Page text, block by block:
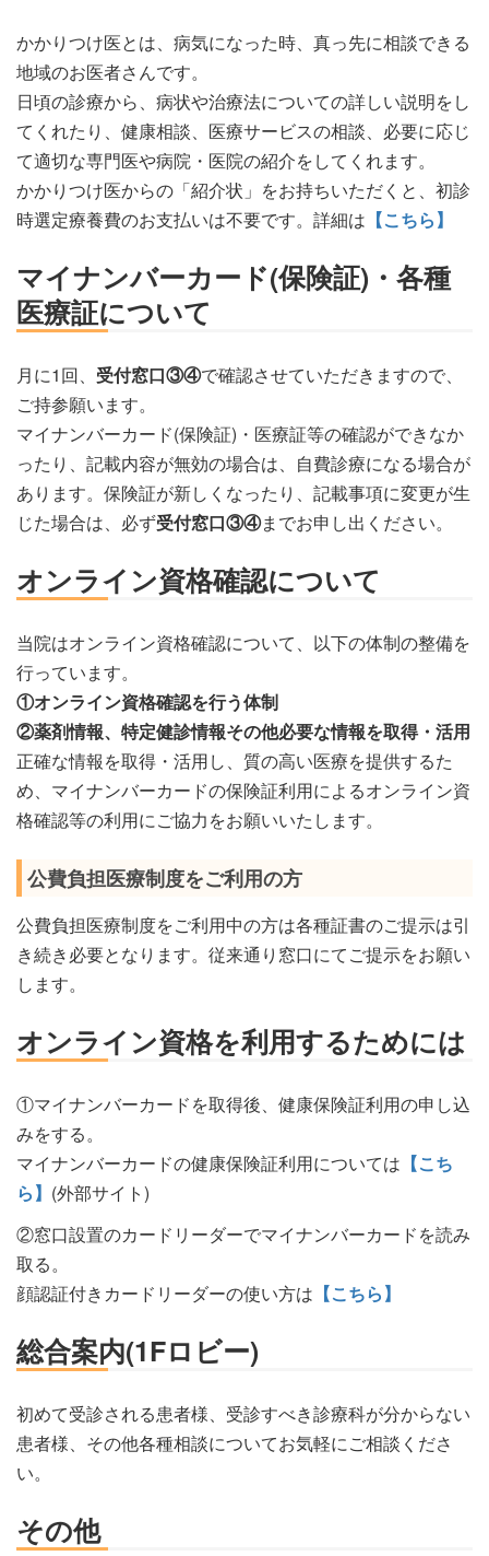
かかりつけ医とは、病気になった時、真っ先に相談できる
地域のお医者さんです。
日頃の診療から、病状や治療法についての詳しい説明をし
てくれたり、健康相談、医療サービスの相談、必要に応じ
て適切な専門医や病院・医院の紹介をしてくれます。
かかりつけ医からの「紹介状」をお持ちいただくと、初診
時選定療養費のお支払いは不要です。詳細は 【こちら】
マイナンバーカード(保険証)・各種
医療証について
月に1回、 受付窓口③④で確認させていただきますので、
ご持参願います。
マイナンバーカード(保険証)・医療証等の確認ができなか
ったり、記載内容が無効の場合は、自費診療になる場合が
あります。保険証が新しくなったり、記載事項に変更が生
じた場合は、必ず受付窓口③④までお申し出ください。
オンライン資格確認について
当院はオンライン資格確認について、以下の体制の整備を
行っています。
①オンライン資格確認を行う体制
②薬剤情報、特定健診情報その他必要な情報を取得・活用
正確な情報を取得・活用し、質の高い医療を提供するた
め、マイナンバーカードの保険証利用によるオンライン資
格確認等の利用にご協力をお願いいたします。
公費負担医療制度をご利用の方
公費負担医療制度をご利用中の方は各種証書のご提示は引
き続き必要となります。従来通り窓口にてご提示をお願い
します。
オンライン資格を利用するためには
①マイナンバーカードを取得後、健康保険証利用の申し込
みをする。
マイナンバーカードの健康保険証利用については 【こち
ら】 (外部サイト)
②窓口設置のカードリーダーでマイナンバーカードを読み
取る。
顔認証付きカードリーダーの使い方は 【こちら】
総合案内(1Fロビー)
初めて受診される患者様、受診すべき診療科が分からない
患者様、その他各種相談についてお気軽にご相談くださ
い。
その他